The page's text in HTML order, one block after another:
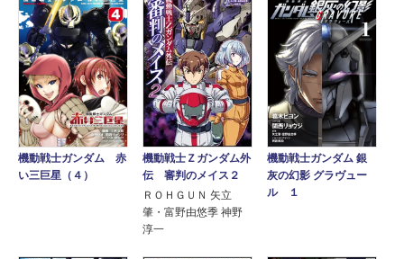
機動戦士ガンダム 赤
い三巨星（４）
機動戦士Ｚガンダム外
伝 審判のメイス２
ＲＯＨＧＵＮ 矢立
肇・富野由悠季 神野
淳一
機動戦士ガンダム 銀
灰の幻影 グラヴュー
ル １